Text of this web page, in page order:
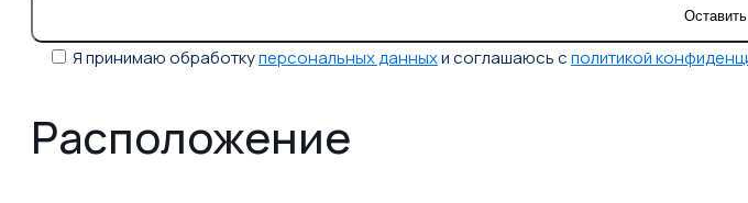
Я принимаю обработкуперсональных данныхи соглашаюсь сполитикой
Расположение